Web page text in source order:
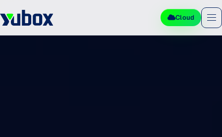
Cloud